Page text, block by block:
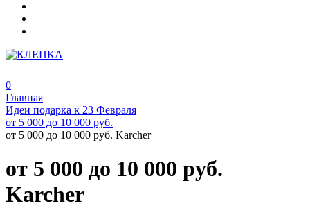
0
Главная
Идеи подарка к 23 Февраля
от 5 000 до 10 000 руб.
от 5 000 до 10 000 руб. Karcher
от 5 000 до 10 000 руб.
Karcher